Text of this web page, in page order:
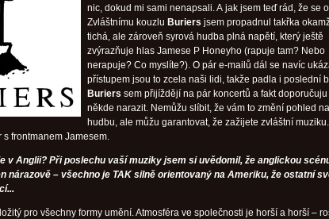
nic, dokud mi sami nenapsali. A jak jsem teď rád, že se
Zvláštnímu kouzlu Buriers jsem propadnul takřka
tichá, ale zároveň syrová hudba plná napětí, který ještě
zvýrazňuje hlas Jamese P Honeyho (rapuje tam? Nebo
nerapuje? Co myslíte?). O pár e-mailů dál se navíc
přístupem jsou to zcela naši lidi, takže padla i poslední
Buriers sem přijíždějí na pár koncertů a fakt
někde narazit. Nemůžu slíbit, že vám to změní pohled na
hudbu, ale můžu garantovat, že zažijete zvláštní
s frontmanem Jamesem.
v Anglii? Při poslechu vaší muziky jsem si uvědomil, že anglickou
nárazově – všechno je TAK silně orientovaný na Ameriku, že ostatní
pro všechny formy umění. Atmosféra ve společnosti je horší a horší –